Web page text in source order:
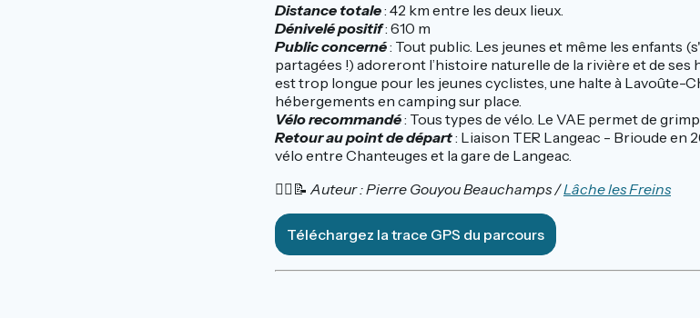
Distance totale: 42 km entre les deux lieux.
Dénivelé positif: 610 m
Public concerné: Tout public. Les jeunes et même les enfants
partagées !) adoreront l’histoire naturelle de la rivière et de ses
est trop longue pour les jeunes cyclistes, une halte à Lavoûte-
hébergements en camping sur place.
Vélo recommandé: Tous types de vélo. Le VAE permet de
Retour au point de départ: Liaison TER Langeac - Brioude en
vélo entre Chanteuges et la gare de Langeac.
🚴‍♂️📝Auteur : Pierre Gouyou Beauchamps /Lâche les Freins
Téléchargez la trace GPS du parcours